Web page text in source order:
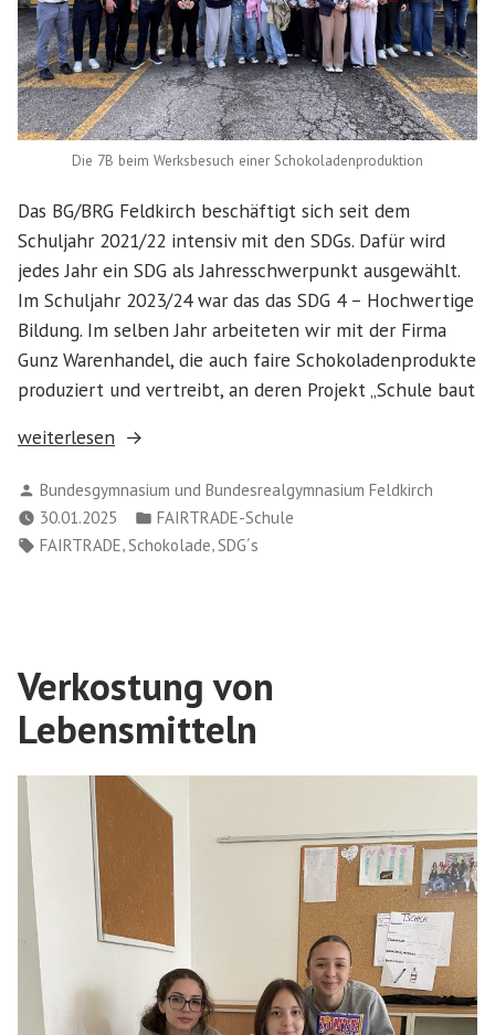
Die 7B beim Werksbesuch einer Schokoladenproduktion
Das BG/BRG Feldkirch beschäftigt sich seit dem
Schuljahr 2021/22 intensiv mit den SDGs. Dafür wird
jedes Jahr ein SDG als Jahresschwerpunkt ausgewählt.
Im Schuljahr 2023/24 war das das SDG 4 – Hochwertige
Bildung. Im selben Jahr arbeiteten wir mit der Firma
Gunz Warenhandel, die auch faire Schokoladenprodukte
produziert und vertreibt, an deren Projekt „Schule baut
„Fairtrade
SDG
4“
weiterlesen
Verfasst
von
Bundesgymnasium und Bundesrealgymnasium Feldkirch
30.01.2025
Veröffentlicht
in
FAIRTRADE-Schule
Schlagwörter:
FAIRTRADE,Schokolade,SDG´s
Verkostung von
Lebensmitteln